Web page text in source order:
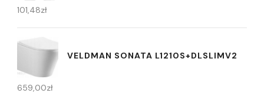
101,48zł
VELDMAN SONATA L1210S+DLSLIMV2
659,00zł